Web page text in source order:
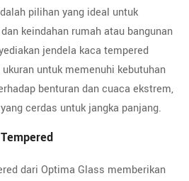
pilihan yang ideal untuk
keindahan rumah atau bangunan
jendela kaca tempered
untuk memenuhi kebutuhan
benturan dan cuaca ekstrem,
cerdas untuk jangka panjang.
dari Optima Glass memberikan